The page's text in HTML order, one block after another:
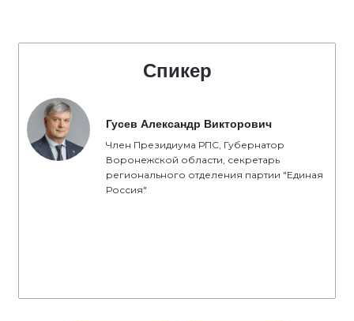
Спикер
Гусев Александр Викторович
Член Президиума РПС, Губернатор
Воронежской области, секретарь
регионального отделения партии "Единая
Россия"